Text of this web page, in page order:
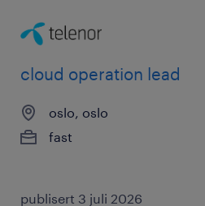
cloud operation lead
oslo, oslo
fast
publisert 3 juli 2026